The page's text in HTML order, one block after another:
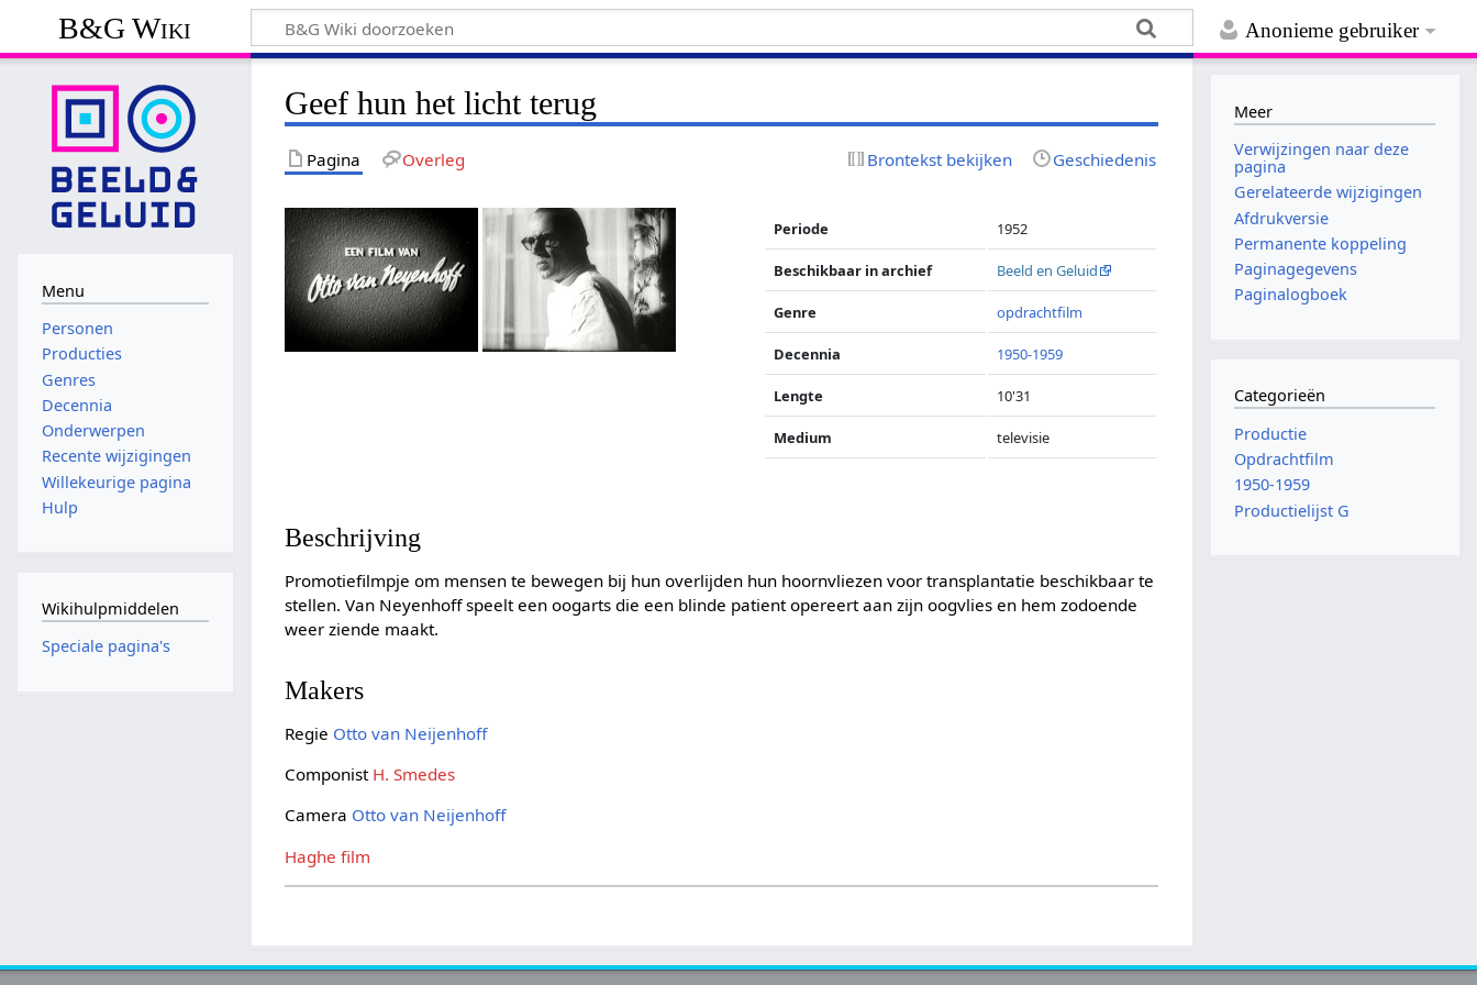
Anonieme gebruiker
B&G Wiki
Geef hun het licht terug
Pagina Overleg Brontekst bekijken Geschiedenis
Periode 1952
Beschikbaar in archief Beeld en Geluid
Genre opdrachtfilm
Decennia 1950-1959
Lengte 10'31
Medium televisie
Beschrijving
Promotiefilmpje om mensen te bewegen bij hun overlijden hun hoornvliezen voor transplantatie beschikbaar te
stellen. Van Neyenhoff speelt een oogarts die een blinde patient opereert aan zijn oogvlies en hem zodoende
weer ziende maakt.
Makers
Regie Otto van Neijenhoff
Componist H. Smedes
Camera Otto van Neijenhoff
Haghe film
Menu
Personen
Producties
Genres
Decennia
Onderwerpen
Recente wijzigingen
Willekeurige pagina
Hulp
Wikihulpmiddelen
Speciale pagina's
Meer
Verwijzingen naar deze
pagina
Gerelateerde wijzigingen
Afdrukversie
Permanente koppeling
Paginagegevens
Paginalogboek
Categorieën
Productie
Opdrachtfilm
1950-1959
Productielijst G